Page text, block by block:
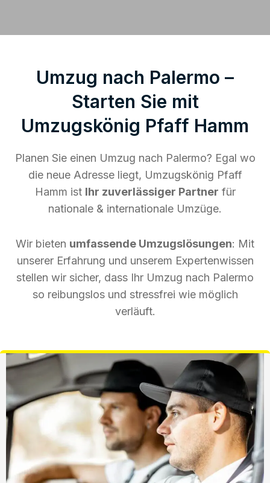
Umzug nach Palermo –
Starten Sie mit
Umzugskönig Pfaff Hamm
Planen Sie einen Umzug nach Palermo? Egal wo
die neue Adresse liegt, Umzugskönig Pfaff
Hamm ist Ihr zuverlässiger Partner für
nationale & internationale Umzüge.
Wir bieten umfassende Umzugslösungen: Mit
unserer Erfahrung und unserem Expertenwissen
stellen wir sicher, dass Ihr Umzug nach Palermo
so reibungslos und stressfrei wie möglich
verläuft.